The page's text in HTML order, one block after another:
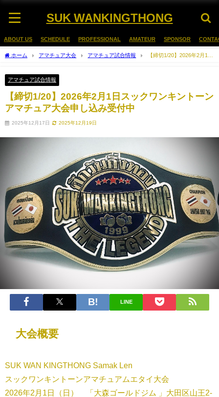
SUK WANKINGTHONG
ABOUT US SCHEDULE PROFESSIONAL AMATEUR SPONSOR
ホーム アマチュア大会 アマチュア試合情報
【締切1/20】2026年2月1日
アマチュア試合情報
【締切1/20】2026年2月1日スックワンキントーン
アマチュア大会申し込み受付中
2025年12月17日 2025年12月19日
LINE
大会概要
SUK WAN KINGTHONG Samak Len
スックワンキントーンアマチュアムエタイ大会
2026年2月1日（日） 「大森ゴールドジム 」大田区山王2-